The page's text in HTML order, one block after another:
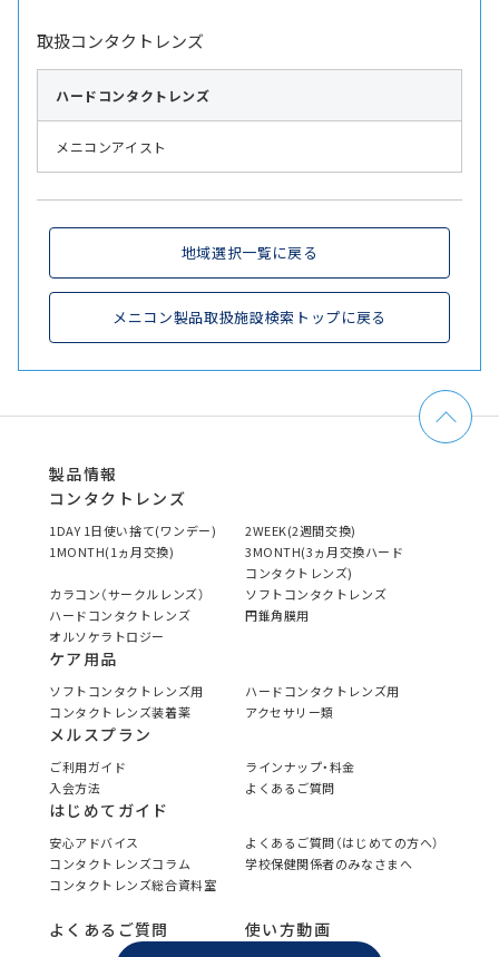
取扱コンタクトレンズ
ハード コンタクトレンズ
メニコンアイスト
地域選択一覧に戻る
メニコン製品取扱施設検索トップに戻る
製品情報
コンタクトレンズ
1DAY 1日使い捨て(ワンデー)
2WEEK(2週間交換)
1MONTH(1ヵ月交換)
3MONTH(3ヵ月交換ハード
コンタクトレンズ)
カラコン（サークルレンズ）
ソフトコンタクトレンズ
ハードコンタクトレンズ
円錐角膜用
オルソケラトロジー
ケア用品
ソフトコンタクトレンズ用
ハードコンタクトレンズ用
コンタクトレンズ装着薬
アクセサリー類
メルスプラン
ご利用ガイド
ラインナップ・料金
入会方法
よくあるご質問
はじめてガイド
安心アドバイス
よくあるご質問（はじめての方へ）
コンタクトレンズコラム
学校保健関係者のみなさまへ
コンタクトレンズ総合資料室
よくあるご質問 使い方動画